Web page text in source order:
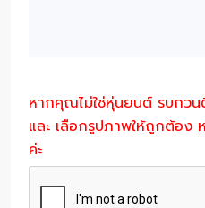
หากคุณไม่ใช่หุ่นยนต์ รบก
และ เลือกรูปภาพให้ถูกต้อ
ค่ะ